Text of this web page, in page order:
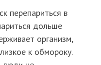
перепариться в
дольше
организм,
к обмороку.